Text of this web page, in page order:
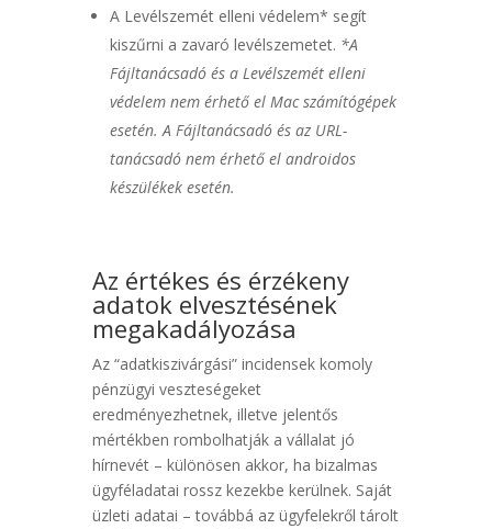
A Levélszemét elleni védelem* segít
kiszűrni a zavaró levélszemetet. *A
Fájltanácsadó és a Levélszemét elleni
védelem nem érhető el Mac számítógépek
esetén. A Fájltanácsadó és az URL-
tanácsadó nem érhető el androidos
készülékek esetén.
Az értékes és érzékeny
adatok elvesztésének
megakadályozása
Az “adatkiszivárgási” incidensek komoly
pénzügyi veszteségeket
eredményezhetnek, illetve jelentős
mértékben rombolhatják a vállalat jó
hírnevét – különösen akkor, ha bizalmas
ügyféladatai rossz kezekbe kerülnek. Saját
üzleti adatai – továbbá az ügyfelekről tárolt